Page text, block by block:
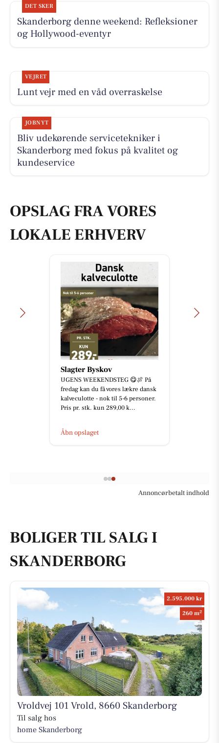
DET SKER
Skanderborg denne weekend: Refleksioner
og Hollywood-eventyr
VEJRET
Lunt vejr med en våd overraskelse
JOBNYT
Bliv udekørende servicetekniker i
Skanderborg med fokus på kvalitet og
kundeservice
OPSLAG FRA VORES
LOKALE ERHVERV
Slagter Byskov
UGENS WEEKENDSTEG 😋🍖 På
fredag kan du få vores lækre dansk
kalveculotte - nok til 5-6 personer.
Pris pr. stk. kun 289,00 k...
Åbn opslaget
Annoncørbetalt indhold
BOLIGER TIL SALG I
SKANDERBORG
2.595.000 kr
260 m2
Vroldvej 101 Vrold, 8660 Skanderborg
Til salg hos
home Skanderborg